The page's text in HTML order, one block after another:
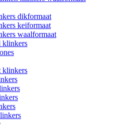
dikformaat
keiformaat
waalformaat
klinkers
klinkers